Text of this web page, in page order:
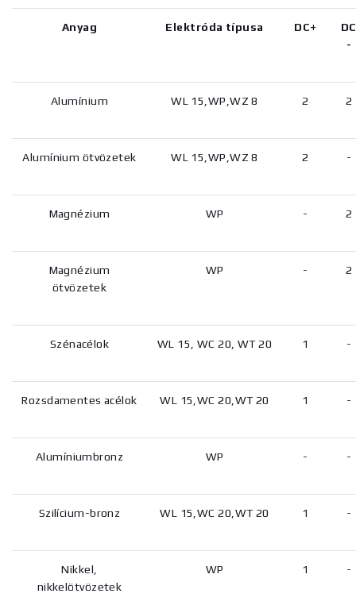
Anyag Elektróda típusa DC+
DC
-
Alumínium WL 15,WP,WZ 8 2 2
Alumínium ötvözetek WL 15,WP,WZ 8 2 -
Magnézium WP - 2
Magnézium
ötvözetek
WP - 2
Szénacélok WL 15, WC 20, WT 20 1 -
Rozsdamentes acélok WL 15,WC 20,WT 20 1 -
Alumíniumbronz WP - -
Szilícium-bronz WL 15,WC 20,WT 20 1 -
Nikkel,
nikkelötvözetek
WP 1 -